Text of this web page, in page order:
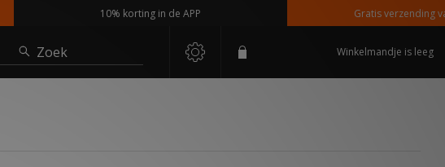
10% korting in de APP Gratis verzending
Zoek Winkelmandje is leeg